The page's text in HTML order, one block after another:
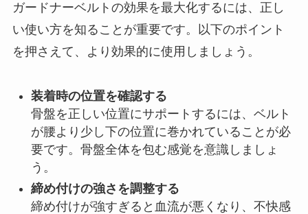
ガードナーベルトの効果を最大化するには、正し
い使い方を知ることが重要です。以下のポイント
を押さえて、より効果的に使用しましょう。
装着時の位置を確認する
骨盤を正しい位置にサポートするには、ベルト
が腰より少し下の位置に巻かれていることが必
要です。骨盤全体を包む感覚を意識しましょ
う。
締め付けの強さを調整する
締め付けが強すぎると血流が悪くなり、不快感